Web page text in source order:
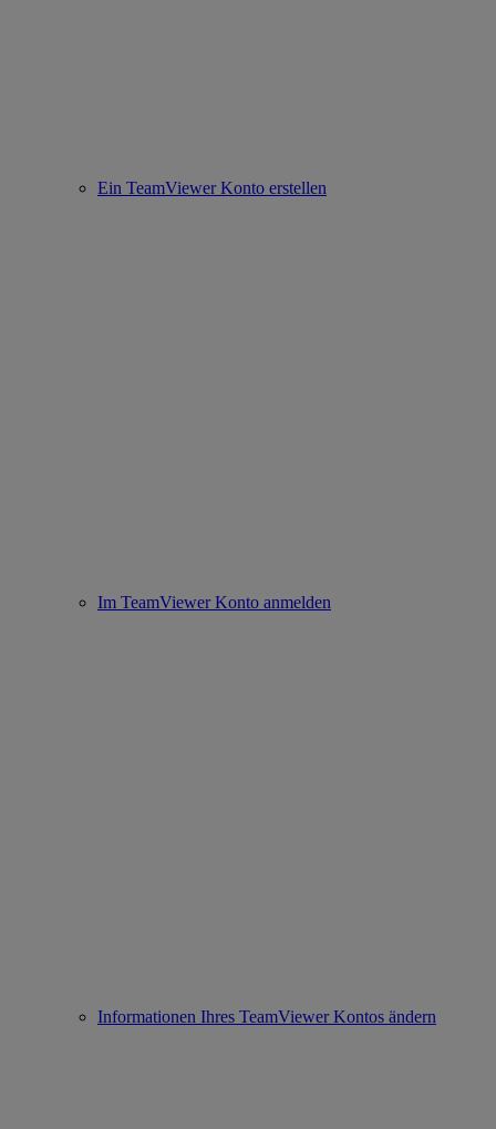
Ein TeamViewer Konto erstellen
Im TeamViewer Konto anmelden
Informationen Ihres TeamViewer Kontos ändern